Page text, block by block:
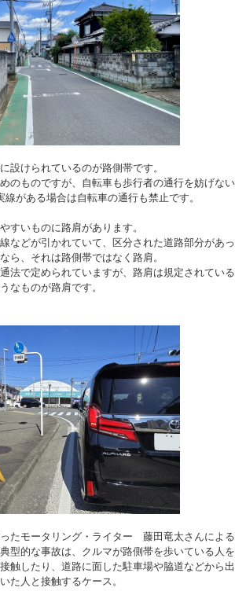
設けられているのが路側帯です。
のものですが、自転車も歩行者の通行を妨げな
線がある場合は自転車の通行も禁止です。
すいものに路肩があります。
などが引かれていて、区分された道路部分があ
ら、それは路側帯ではなく路肩。
法で定められていますが、路肩は規定されてい
なものが路肩です。
たモータリング・ライター 藤田竜太さんによ
型的な事故は、クルマが路側帯を歩いている人
触したり、道路に面した駐車場や脇道などから
た人と接触するケース。